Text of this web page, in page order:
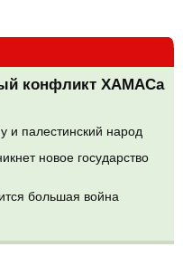
конфликт ХАМАСа
и палестинский народ
новое государство
большая война